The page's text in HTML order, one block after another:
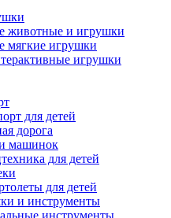
животные и игрушки
мягкие игрушки
игрушки
для детей
дорога
машинок
для детей
для детей
и инструменты
инструменты